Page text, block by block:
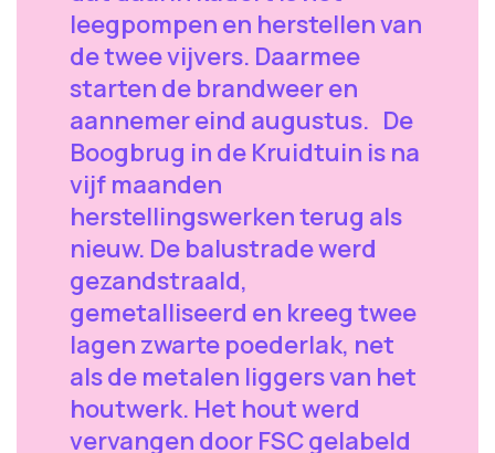
leegpompen en herstellen van
de twee vijvers. Daarmee
starten de brandweer en
aannemer eind augustus. De
Boogbrug in de Kruidtuin is na
vijf maanden
herstellingswerken terug als
nieuw. De balustrade werd
gezandstraald,
gemetalliseerd en kreeg twee
lagen zwarte poederlak, net
als de metalen liggers van het
houtwerk. Het hout werd
vervangen door FSC gelabeld